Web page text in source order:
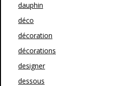
dauphin
déco
décoration
décorations
designer
dessous